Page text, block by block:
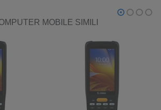
MOBILE SIMILI